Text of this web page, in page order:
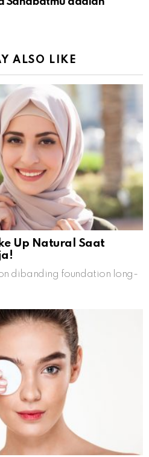
ALSO LIKE
Up Natural Saat
dibanding foundation long-